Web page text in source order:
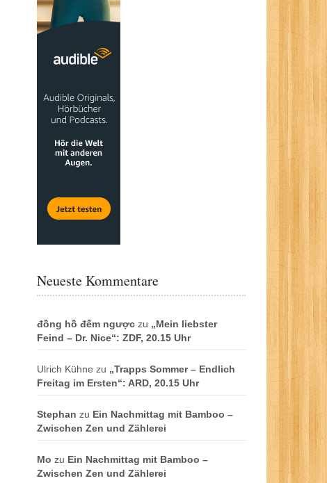
Neueste Kommentare
đồng hồ đếm ngược zu „Mein liebster
Feind – Dr. Nice“: ZDF, 20.15 Uhr
Ulrich Kühne zu „Trapps Sommer – Endlich
Freitag im Ersten“: ARD, 20.15 Uhr
Stephan zu Ein Nachmittag mit Bamboo –
Zwischen Zen und Zählerei
Mo zu Ein Nachmittag mit Bamboo –
Zwischen Zen und Zählerei